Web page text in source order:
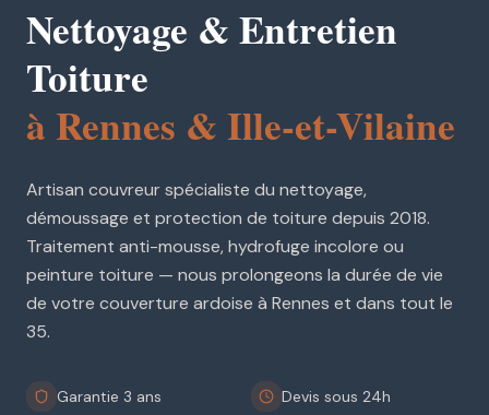
Nettoyage & Entretien
Toiture
à Rennes & Ille-et-Vilaine
Artisan couvreur spécialiste du nettoyage,
démoussage et protection de toiture depuis 2018.
Traitement anti-mousse, hydrofuge incolore ou
peinture toiture — nous prolongeons la durée de vie
de votre couverture ardoise à Rennes et dans tout le
35.
Garantie 3 ans Devis sous 24h